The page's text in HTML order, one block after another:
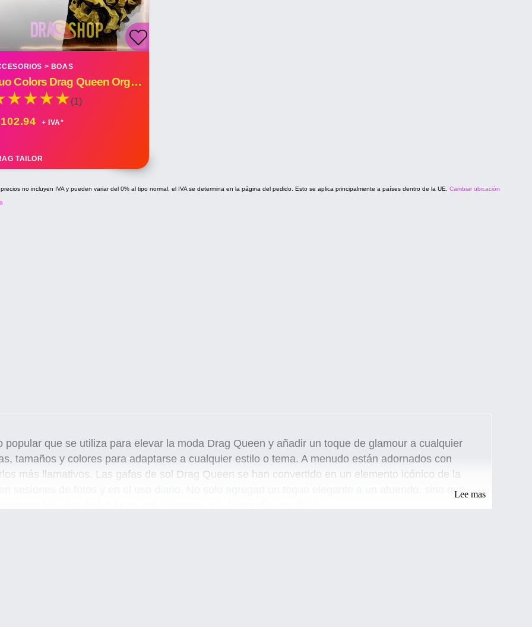
> BOAS
Duo Colors Drag Queen Organza Ruffle Boa
(1)
+ IVA*
TAILOR
no incluyen IVA y pueden variar del 0% al tipo normal, el IVA se determina en la página del pedido. Esto se aplica principalmente a países dentro de la UE. Cambiar ubicación
que se utiliza para elevar la moda Drag Queen y añadir un toque de glamour a cualquier
tamaños y colores para adaptarse a cualquier estilo o tema. A menudo están adornados con
más llamativos. Las gafas de sol Drag Queen se han convertido en un elemento icónico de la
sesiones de fotos y en el uso diario. No solo agregan un toque elegante a un atuendo, sino queLee mas